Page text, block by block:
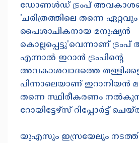
ഡോണൾഡ് ട്രംപ്
'ചരിത്രത്തിലെ തന്നെ ഏറ്റവും
പൈശാചികനായ മനുഷ്യൻ
കൊല്ലപ്പെട്ടു'വെന്നാണ്
എന്നാൽ ഇറാൻ ട്രംപിന്റെ
അവകാശവാദത്തെ
പിന്നാലെയാണ് ഇറാനിയൻ
തന്നെ സ്ഥിരീകരണം
റോയിട്ടേഴ്സ് റിപ്പോർട്ട്
യുഎസും ഇസ്രയേലും